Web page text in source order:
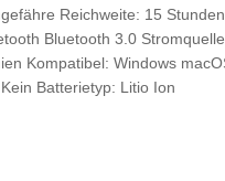
Reichweite: 15
Bluetooth 3.0
Kompatibel: Windows
Batterietyp: Litio Ion